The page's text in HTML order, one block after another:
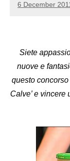
6 December
Siete
nuove e
questo
Calve’ e